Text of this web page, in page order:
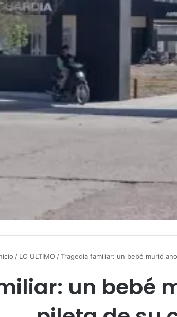
/ LO ULTIMO / Tragedia familiar: un bebé murió
un bebé